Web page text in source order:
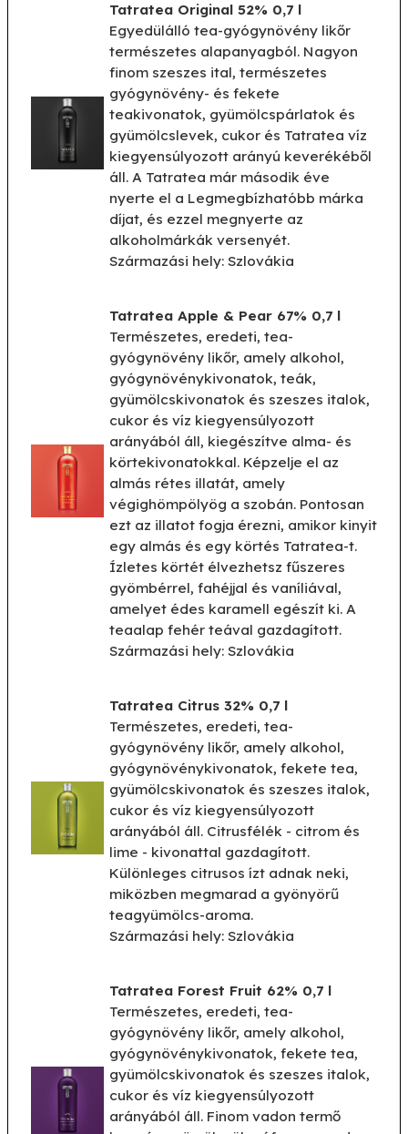
Tatratea Original 52% 0,7 l
Egyedülálló tea-gyógynövény likőr
természetes alapanyagból. Nagyon
finom szeszes ital, természetes
gyógynövény- és fekete
teakivonatok, gyümölcspárlatok és
gyümölcslevek, cukor és Tatratea víz
kiegyensúlyozott arányú keverékéből
áll. A Tatratea már második éve
nyerte el a Legmegbízhatóbb márka
díjat, és ezzel megnyerte az
alkoholmárkák versenyét.
Származási hely: Szlovákia
Tatratea Apple & Pear 67% 0,7 l
Természetes, eredeti, tea-
gyógynövény likőr, amely alkohol,
gyógynövénykivonatok, teák,
gyümölcskivonatok és szeszes italok,
cukor és víz kiegyensúlyozott
arányából áll, kiegészítve alma- és
körtekivonatokkal. Képzelje el az
almás rétes illatát, amely
végighömpölyög a szobán. Pontosan
ezt az illatot fogja érezni, amikor kinyit
egy almás és egy körtés Tatratea-t.
Ízletes körtét élvezhetsz fűszeres
gyömbérrel, fahéjjal és vaníliával,
amelyet édes karamell egészít ki. A
teaalap fehér teával gazdagított.
Származási hely: Szlovákia
Tatratea Citrus 32% 0,7 l
Természetes, eredeti, tea-
gyógynövény likőr, amely alkohol,
gyógynövénykivonatok, fekete tea,
gyümölcskivonatok és szeszes italok,
cukor és víz kiegyensúlyozott
arányából áll. Citrusfélék - citrom és
lime - kivonattal gazdagított.
Különleges citrusos ízt adnak neki,
miközben megmarad a gyönyörű
teagyümölcs-aroma.
Származási hely: Szlovákia
Tatratea Forest Fruit 62% 0,7 l
Természetes, eredeti, tea-
gyógynövény likőr, amely alkohol,
gyógynövénykivonatok, fekete tea,
gyümölcskivonatok és szeszes italok,
cukor és víz kiegyensúlyozott
arányából áll. Finom vadon termő